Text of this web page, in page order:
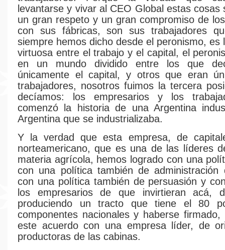
levantarse y vivar al CEO Global estas cosas
un gran respeto y un gran compromiso de
con sus fábricas, son sus trabajadores
siempre hemos dicho desde el peronismo, es
virtuosa entre el trabajo y el capital, el
en un mundo dividido entre los que
únicamente el capital, y otros que eran
trabajadores, nosotros fuimos la tercera
decíamos: los empresarios y los
comenzó la historia de una Argentina
Argentina que se industrializaba.
Y la verdad que esta empresa, de
norteamericano, que es una de las líderes
materia agrícola, hemos logrado con una
con una política también de administración
con una política también de persuasión y
los empresarios de que invirtieran acá,
produciendo un tracto que tiene el 80
componentes nacionales y haberse firmado,
este acuerdo con una empresa líder, de
productoras de las cabinas.